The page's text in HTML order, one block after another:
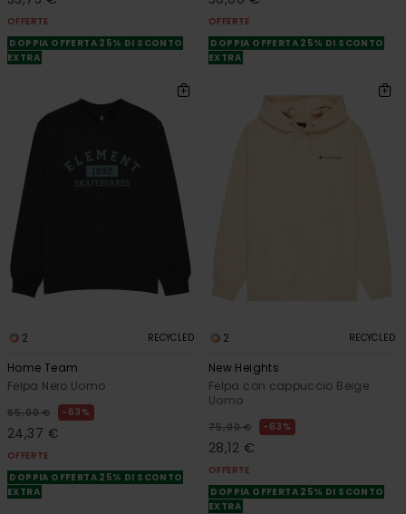
OFFERTE
DOPPIA OFFERTA 25% DI SCONTO
EXTRA
OFFERTE
DOPPIA OFFERTA 25% DI SCONTO
EXTRA
2 RECYCLED
Home Team
Felpa Nero Uomo
65,00 € 63%
24,37 €
OFFERTE
DOPPIA OFFERTA 25% DI SCONTO
EXTRA
2 RECYCLED
New Heights
Felpa con cappuccio Beige
Uomo
75,00 € 63%
28,12 €
OFFERTE
DOPPIA OFFERTA 25% DI SCONTO
EXTRA